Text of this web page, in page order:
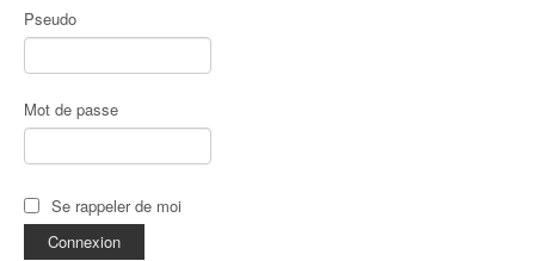
Pseudo
Mot de passe
Se rappeler de moi